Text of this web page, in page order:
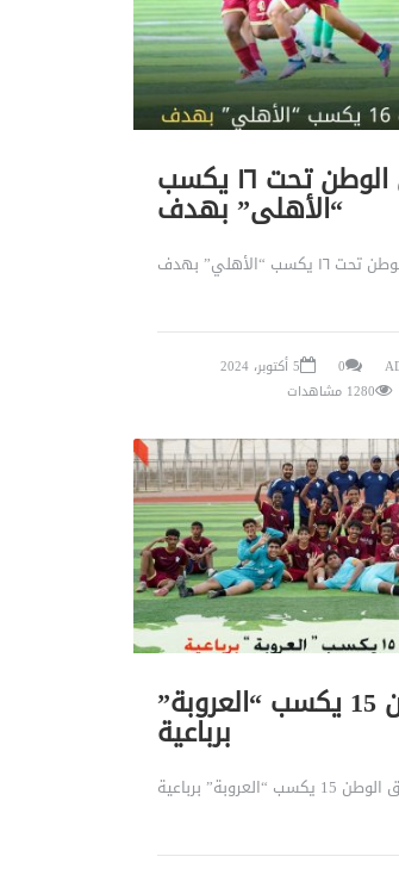
فريق الوطن تحت ١٦ يكسب
“الأهلي” بهدف
“الأهلي” بهدف
0
5 أكتوبر، 2024
1280 مشاهدات
فريق الوطن 15 يكسب “العروبة”
برباعية
يكسب “العروبة” برباعية